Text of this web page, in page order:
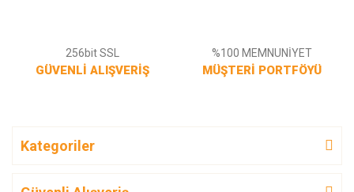
256bit SSL
GÜVENLİ ALIŞVERİŞ
%100 MEMNUNİYET
MÜŞTERİ PORTFÖYÜ
Kategoriler